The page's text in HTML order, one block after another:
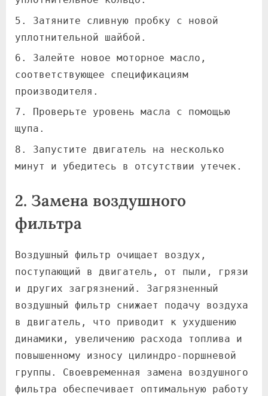
Затяните сливную пробку с новой
уплотнительной шайбой.
Залейте новое моторное масло,
соответствующее спецификациям
производителя.
Проверьте уровень масла с помощью
щупа.
Запустите двигатель на несколько
минут и убедитесь в отсутствии утечек.
2. Замена воздушного
фильтра
Воздушный фильтр очищает воздух,
поступающий в двигатель, от пыли, грязи
и других загрязнений. Загрязненный
воздушный фильтр снижает подачу воздуха
в двигатель, что приводит к ухудшению
динамики, увеличению расхода топлива и
повышенному износу цилиндро-поршневой
группы. Своевременная замена воздушного
фильтра обеспечивает оптимальную работу